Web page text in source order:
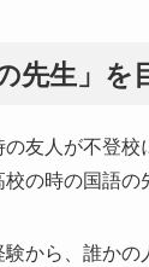
先生」
の友人が不登
の時の国語の
験から、誰か